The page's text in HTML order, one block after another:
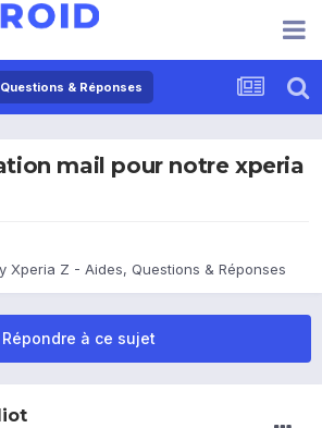
& Réponses
mail pour notre xperia
Xperia Z - Aides, Questions & Réponses
Répondre à ce sujet